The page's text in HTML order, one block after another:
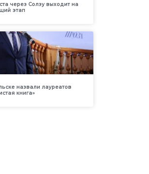
через Солзу выходит на
этап
назвали лауреатов
книга»